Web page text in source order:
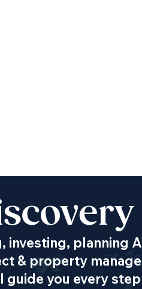
investing, planning
& property
you every